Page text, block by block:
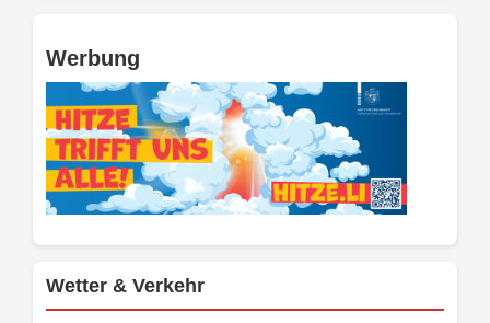
Werbung
Wetter & Verkehr